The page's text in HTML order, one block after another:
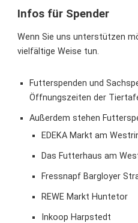
Infos für Spender
Wenn Sie uns unterstützen
vielfältige Weise tun.
Futterspenden und
Öffnungszeiten der
Außerdem stehen
EDEKA Markt am
Das Futterhaus am
Fressnapf Bargloyer
REWE Markt Huntetor
Inkoop Harpstedt